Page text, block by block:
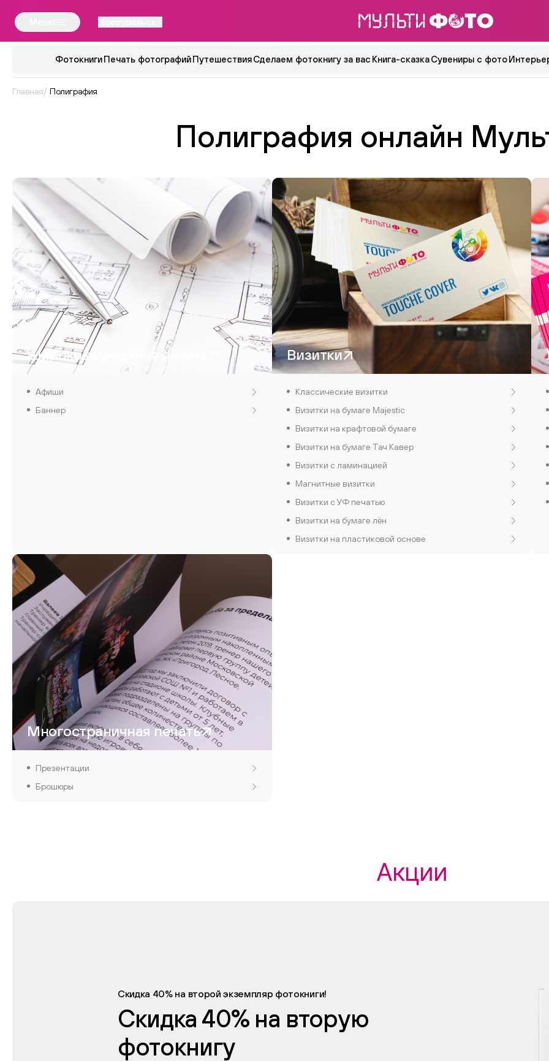
Фотокниги Печать фотографий Путешествия Сделаем фотокнигу за вас Книга-сказка Сувениры с фото
Главная Полиграфия
Полиграфия онлайн
Широкоформатная печать
Афиши
Баннер
Визитки
Классические визитки
Визитки на бумаге Majestic
Визитки на крафтовой бумаге
Визитки на бумаге Тач Кавер
Визитки с ламинацией
Магнитные визитки
Визитки с УФ печатью
Визитки на бумаге лён
Визитки на пластиковой основе
Многостраничная печать
Презентации
Брошюры
Акции
Скидка 40% на второй экземпляр фотокниги!
Скидка 40% на вторую
фотокнигу